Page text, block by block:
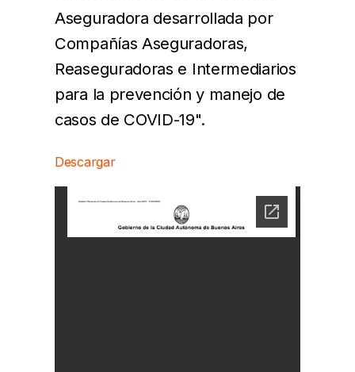
Aseguradora desarrollada por
Compañías Aseguradoras,
Reaseguradoras e Intermediarios
para la prevención y manejo de
casos de COVID-19".
Descargar